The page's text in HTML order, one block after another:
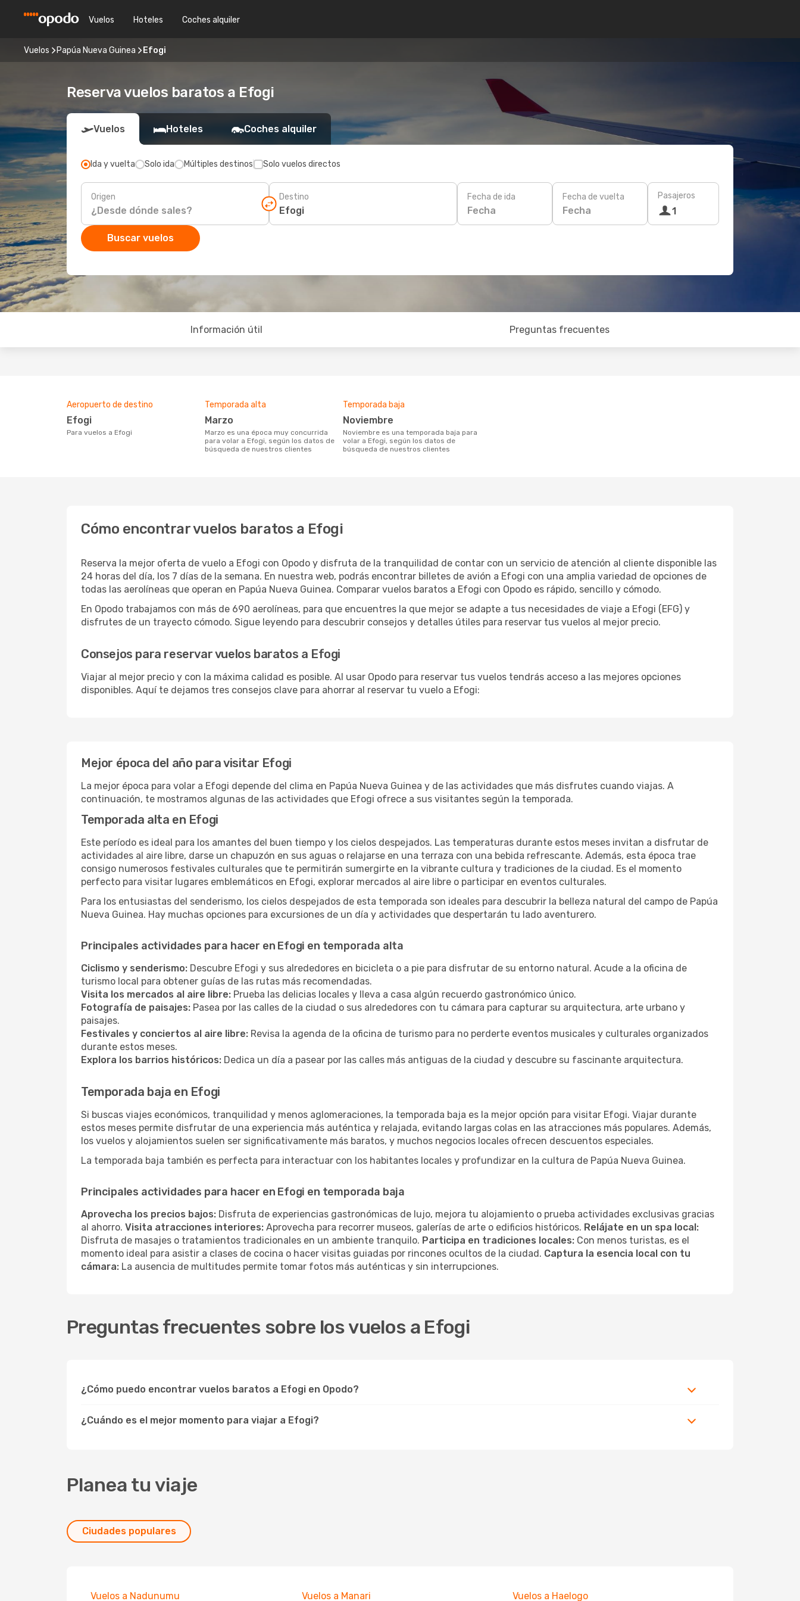
Vuelos Hoteles Coches alquiler
Vuelos Papúa Nueva Guinea Efogi
Reserva vuelos baratos a Efogi
Vuelos Hoteles Coches alquiler
Ida y vuelta Solo ida Múltiples destinos Solo vuelos directos
Origen Destino Fecha de ida
Fecha
Fecha de vuelta
Fecha
Pasajeros
1
Buscar vuelos
Información útil Preguntas frecuentes
Aeropuerto de destino
Efogi
Para vuelos a Efogi
Temporada alta
marzo
marzo es una época muy concurrida
para volar a Efogi, según los datos de
búsqueda de nuestros clientes
Temporada baja
noviembre
noviembre es una temporada baja para
volar a Efogi, según los datos de
búsqueda de nuestros clientes
Cómo encontrar vuelos baratos a Efogi
Reserva la mejor oferta de vuelo a Efogi con Opodo y disfruta de la tranquilidad de contar con un servicio de atención al cliente disponible las
24 horas del día, los 7 días de la semana. En nuestra web, podrás encontrar billetes de avión a Efogi con una amplia variedad de opciones de
todas las aerolíneas que operan en Papúa Nueva Guinea. Comparar vuelos baratos a Efogi con Opodo es rápido, sencillo y cómodo.
En Opodo trabajamos con más de 690 aerolíneas, para que encuentres la que mejor se adapte a tus necesidades de viaje a Efogi (EFG) y
disfrutes de un trayecto cómodo. Sigue leyendo para descubrir consejos y detalles útiles para reservar tus vuelos al mejor precio.
Consejos para reservar vuelos baratos a Efogi
Viajar al mejor precio y con la máxima calidad es posible. Al usar Opodo para reservar tus vuelos tendrás acceso a las mejores opciones
disponibles. Aquí te dejamos tres consejos clave para ahorrar al reservar tu vuelo a Efogi:
Mejor época del año para visitar Efogi
La mejor época para volar a Efogi depende del clima en Papúa Nueva Guinea y de las actividades que más disfrutes cuando viajas. A
continuación, te mostramos algunas de las actividades que Efogi ofrece a sus visitantes según la temporada.
Temporada alta en Efogi
Este período es ideal para los amantes del buen tiempo y los cielos despejados. Las temperaturas durante estos meses invitan a disfrutar de
actividades al aire libre, darse un chapuzón en sus aguas o relajarse en una terraza con una bebida refrescante. Además, esta época trae
consigo numerosos festivales culturales que te permitirán sumergirte en la vibrante cultura y tradiciones de la ciudad. Es el momento
perfecto para visitar lugares emblemáticos en Efogi, explorar mercados al aire libre o participar en eventos culturales.
Para los entusiastas del senderismo, los cielos despejados de esta temporada son ideales para descubrir la belleza natural del campo de Papúa
Nueva Guinea. Hay muchas opciones para excursiones de un día y actividades que despertarán tu lado aventurero.
Principales actividades para hacer en Efogi en temporada alta
Ciclismo y senderismo: Descubre Efogi y sus alrededores en bicicleta o a pie para disfrutar de su entorno natural. Acude a la oficina de
turismo local para obtener guías de las rutas más recomendadas.
Visita los mercados al aire libre: Prueba las delicias locales y lleva a casa algún recuerdo gastronómico único.
Fotografía de paisajes: Pasea por las calles de la ciudad o sus alrededores con tu cámara para capturar su arquitectura, arte urbano y
paisajes.
Festivales y conciertos al aire libre: Revisa la agenda de la oficina de turismo para no perderte eventos musicales y culturales organizados
durante estos meses.
Explora los barrios históricos: Dedica un día a pasear por las calles más antiguas de la ciudad y descubre su fascinante arquitectura.
Temporada baja en Efogi
Si buscas viajes económicos, tranquilidad y menos aglomeraciones, la temporada baja es la mejor opción para visitar Efogi. Viajar durante
estos meses permite disfrutar de una experiencia más auténtica y relajada, evitando largas colas en las atracciones más populares. Además,
los vuelos y alojamientos suelen ser significativamente más baratos, y muchos negocios locales ofrecen descuentos especiales.
La temporada baja también es perfecta para interactuar con los habitantes locales y profundizar en la cultura de Papúa Nueva Guinea.
Principales actividades para hacer en Efogi en temporada baja
Aprovecha los precios bajos: Disfruta de experiencias gastronómicas de lujo, mejora tu alojamiento o prueba actividades exclusivas gracias
al ahorro. Visita atracciones interiores: Aprovecha para recorrer museos, galerías de arte o edificios históricos. Relájate en un spa local:
Disfruta de masajes o tratamientos tradicionales en un ambiente tranquilo. Participa en tradiciones locales: Con menos turistas, es el
momento ideal para asistir a clases de cocina o hacer visitas guiadas por rincones ocultos de la ciudad. Captura la esencia local con tu
cámara: La ausencia de multitudes permite tomar fotos más auténticas y sin interrupciones.
Preguntas frecuentes sobre los vuelos a Efogi
¿Cómo puedo encontrar vuelos baratos a Efogi en Opodo?
¿Cuándo es el mejor momento para viajar a Efogi?
Planea tu viaje
Ciudades populares
Vuelos a Nadunumu Vuelos a Manari Vuelos a Haelogo